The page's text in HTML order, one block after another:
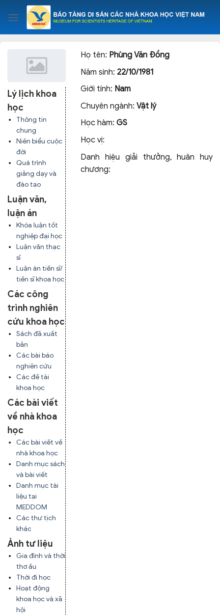
content
Lý lịch khoa
học
Thông tin
chung
Niên biểu cuộc
đời
Quá trình
giảng dạy và
đào tạo
Luận văn,
luận án
Khóa luận tốt
nghiệp đại học
Luận văn thạc
sĩ
Luận án tiến sĩ/
tiến sĩ khoa học
Các công
trình nghiên
cứu khoa học
Sách đã xuất
bản
Các bài báo
nghiên cứu
Các đề tài
khoa học
Các bài viết
về nhà khoa
học
Các bài viết về
nhà khoa học
Danh mục sách
và bài viết
Danh mục tài
liệu tại
MEDDOM
Các thư tịch
khác
Ảnh tư liệu
Gia đình và thời
thơ ấu
Thời đi học
Hoạt động
khoa học và xã
hội
Họ tên: Phùng Văn Đồng
Năm sinh: 22/10/1981
Giới tính: Nam
Chuyên ngành:Vật lý
Học hàm:GS
Học vị:
Danh hiệu giải thưởng, huân huy
chương: